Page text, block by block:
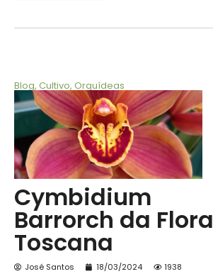
Blog, Cultivo, Orquídeas
Cymbidium
Barrorch da Flora
Toscana
José Santos 18/03/2024 1938